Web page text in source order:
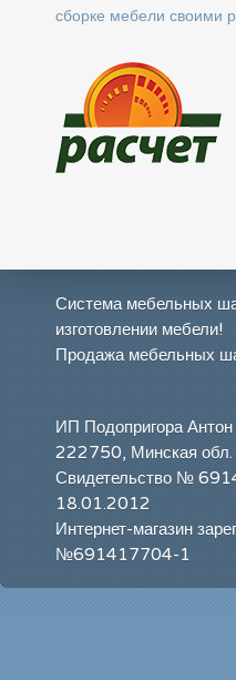
сборке мебели своими
Система мебельных
изготовлении мебели!
Продажа мебельных
ИП Подопригора
222750, Минская обл.
Свидетельство №
18.01.2012
Интернет-магазин
№691417704-1